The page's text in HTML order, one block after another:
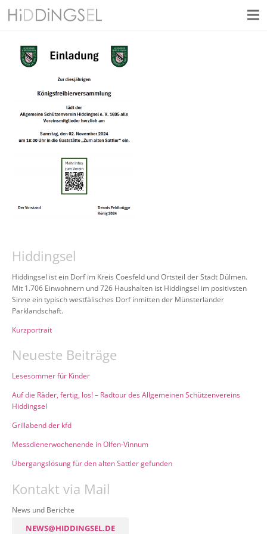
Hiddingsel
Hiddingsel ist ein Dorf im Kreis Coesfeld und Ortsteil der Stadt Dülmen.
Mit 1.706 Einwohnern und 726 Haushalten ist Hiddingsel im positivsten
Sinne ein typisch westfälisches Dorf inmitten der Münsterländer
Parklandschaft.
Kurzportrait
Neueste Beiträge
Lesesommer für Kinder
Auf die Räder, fertig, los! – Radtour des Allgemeinen Schützenvereins
Hiddingsel
Grillabend der kfd
Messdienerwochenende in Olfen-Vinnum
Übergangslösung für den alten Sattler gefunden
Kontakt via Mail
News und Berichte
NEWS@HIDDINGSEL.DE